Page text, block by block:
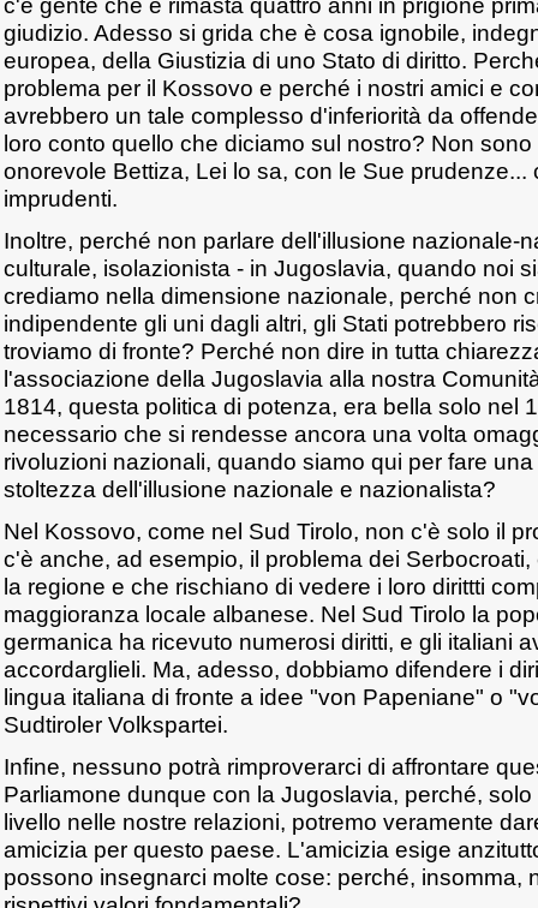
giudizio. Adesso si grida che è cosa ignobile,
europea, della Giustizia di uno Stato di diritto.
problema per il Kossovo e perché i nostri amici e
avrebbero un tale complesso d'inferiorità da
loro conto quello che diciamo sul nostro? Non
onorevole Bettiza, Lei lo sa, con le Sue prudenze...
imprudenti.
Inoltre, perché non parlare dell'illusione nazionale-
culturale, isolazionista - in Jugoslavia, quando noi
crediamo nella dimensione nazionale, perché non
indipendente gli uni dagli altri, gli Stati potrebbero
troviamo di fronte? Perché non dire in tutta
l'associazione della Jugoslavia alla nostra
1814, questa politica di potenza, era bella solo nel
necessario che si rendesse ancora una volta
rivoluzioni nazionali, quando siamo qui per fare
stoltezza dell'illusione nazionale e nazionalista?
Nel Kossovo, come nel Sud Tirolo, non c'è solo il
c'è anche, ad esempio, il problema dei
la regione e che rischiano di vedere i loro dirittti
maggioranza locale albanese. Nel Sud Tirolo la
germanica ha ricevuto numerosi diritti, e gli italiani
accordarglieli. Ma, adesso, dobbiamo difendere i
lingua italiana di fronte a idee "von Papeniane" o
Sudtiroler Volkspartei.
Infine, nessuno potrà rimproverarci di affrontare
Parliamone dunque con la Jugoslavia, perché,
livello nelle nostre relazioni, potremo veramente
amicizia per questo paese. L'amicizia esige
possono insegnarci molte cose: perché, insomma,